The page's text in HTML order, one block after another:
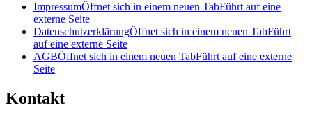
ImpressumÖffnet sich in einem neuen TabFührt auf eine
externe Seite
DatenschutzerklärungÖffnet sich in einem neuen TabFührt
auf eine externe Seite
AGBÖffnet sich in einem neuen TabFührt auf eine externe
Seite
Kontakt